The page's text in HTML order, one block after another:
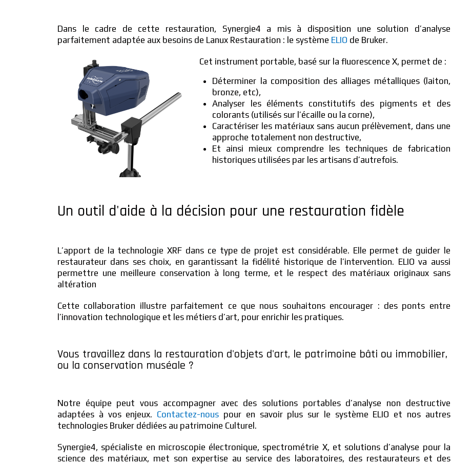
Dans le cadre de cette restauration, Synergie4 a mis à disposition une solution d’analyse
parfaitement adaptée aux besoins de Lanux Restauration : le système ELIO de Bruker.
Cet instrument portable, basé sur la fluorescence X, permet de :
Déterminer la composition des alliages métalliques (laiton,
bronze, etc),
Analyser les éléments constitutifs des pigments et des
colorants (utilisés sur l’écaille ou la corne),
Caractériser les matériaux sans aucun prélèvement, dans une
approche totalement non destructive,
Et ainsi mieux comprendre les techniques de fabrication
historiques utilisées par les artisans d’autrefois.
Un outil d'aide à la décision pour une restauration fidèle
L’apport de la technologie XRF dans ce type de projet est considérable. Elle permet de guider le
restaurateur dans ses choix, en garantissant la fidélité historique de l’intervention. ELIO va aussi
permettre une meilleure conservation à long terme, et le respect des matériaux originaux sans
altération
Cette collaboration illustre parfaitement ce que nous souhaitons encourager : des ponts entre
l’innovation technologique et les métiers d’art, pour enrichir les pratiques.
Vous travaillez dans la restauration d'objets d'art, le patrimoine bâti ou immobilier,
ou la conservation muséale ?
Notre équipe peut vous accompagner avec des solutions portables d’analyse non destructive
adaptées à vos enjeux. Contactez-nous pour en savoir plus sur le système ELIO et nos autres
technologies Bruker dédiées au patrimoine Culturel.
Synergie4, spécialiste en microscopie électronique, spectrométrie X, et solutions d’analyse pour la
science des matériaux, met son expertise au service des laboratoires, des restaurateurs et des